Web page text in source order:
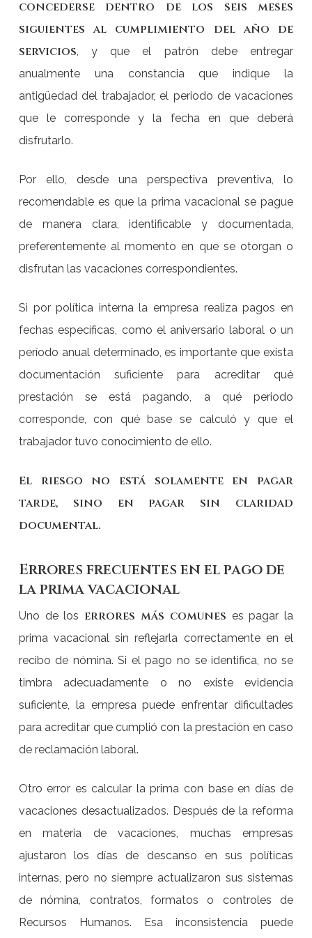
concederse dentro de los seis meses
siguientes al cumplimiento del año de
servicios, y que el patrón debe entregar
anualmente una constancia que indique la
antigüedad del trabajador, el periodo de vacaciones
que le corresponde y la fecha en que deberá
disfrutarlo.
Por ello, desde una perspectiva preventiva, lo
recomendable es que la prima vacacional se pague
de manera clara, identificable y documentada,
preferentemente al momento en que se otorgan o
disfrutan las vacaciones correspondientes.
Si por política interna la empresa realiza pagos en
fechas específicas, como el aniversario laboral o un
período anual determinado, es importante que exista
documentación suficiente para acreditar qué
prestación se está pagando, a qué periodo
corresponde, con qué base se calculó y que el
trabajador tuvo conocimiento de ello.
El riesgo no está solamente en pagar
tarde, sino en pagar sin claridad
documental.
Errores frecuentes en el pago de
la prima vacacional
Uno de los errores más comunes es pagar la
prima vacacional sin reflejarla correctamente en el
recibo de nómina. Si el pago no se identifica, no se
timbra adecuadamente o no existe evidencia
suficiente, la empresa puede enfrentar dificultades
para acreditar que cumplió con la prestación en caso
de reclamación laboral.
Otro error es calcular la prima con base en días de
vacaciones desactualizados. Después de la reforma
en materia de vacaciones, muchas empresas
ajustaron los días de descanso en sus políticas
internas, pero no siempre actualizaron sus sistemas
de nómina, contratos, formatos o controles de
Recursos Humanos. Esa inconsistencia puede